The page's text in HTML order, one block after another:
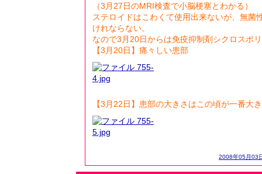
（3月27日のMRI検査で小脳梗塞とわかる）
ステロイドはこわくて使用出来ないが、無菌
けれならない。
なので3月20日からは免疫抑制剤シクロスポ
【3月20日】痛々しい患部
【3月22日】患部の大きさはこの頃が一番大
2008年05月03